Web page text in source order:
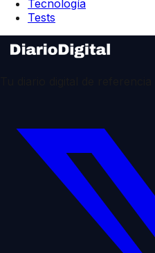
Tecnología
Tests